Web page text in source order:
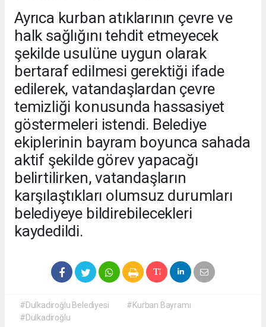
Ayrıca kurban atıklarının çevre ve
halk sağlığını tehdit etmeyecek
şekilde usulüne uygun olarak
bertaraf edilmesi gerektiği ifade
edilerek, vatandaşlardan çevre
temizliği konusunda hassasiyet
göstermeleri istendi. Belediye
ekiplerinin bayram boyunca sahada
aktif şekilde görev yapacağı
belirtilirken, vatandaşların
karşılaştıkları olumsuz durumları
belediyeye bildirebilecekleri
kaydedildi.
#Dulkadiroğlu Belediyesi
#Kurban Bayramı
#Dulkadiroğlu